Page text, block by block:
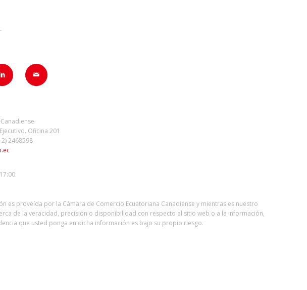
Oficina 201
2468598
proveída por la Cámara de Comercio Ecuatoriana Canadiense y mientras es nuestro
de la veracidad, precisión o disponibilidad con respecto al sitio web o a la información,
que usted ponga en dicha información es bajo su propio riesgo.